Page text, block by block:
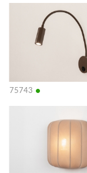
75743 •
Bekijk